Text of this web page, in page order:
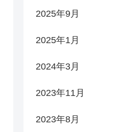
2025年9月
2025年1月
2024年3月
2023年11月
2023年8月